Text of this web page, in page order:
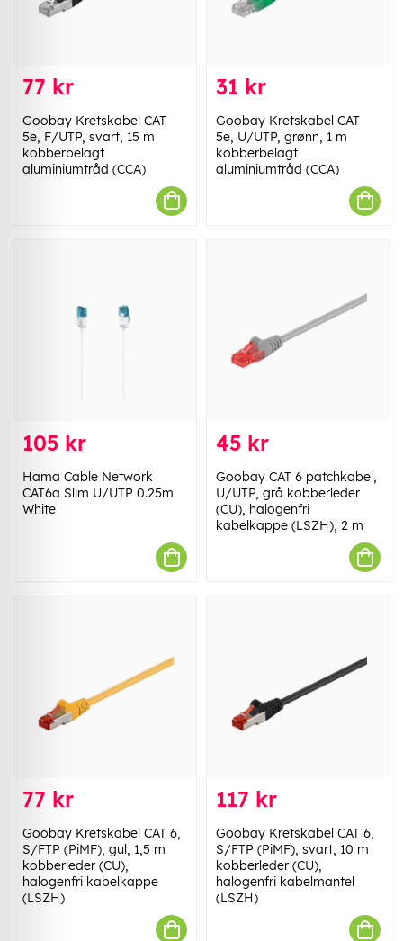
77 kr
Goobay Kretskabel CAT
5e, F/UTP, svart, 15 m
kobberbelagt
aluminiumtråd (CCA)
31 kr
Goobay Kretskabel CAT
5e, U/UTP, grønn, 1 m
kobberbelagt
aluminiumtråd (CCA)
105 kr
Hama Cable Network
CAT6a Slim U/UTP 0.25m
White
45 kr
Goobay CAT 6 patchkabel,
U/UTP, grå kobberleder
(CU), halogenfri
kabelkappe (LSZH), 2 m
77 kr
Goobay Kretskabel CAT 6,
S/FTP (PiMF), gul, 1,5 m
kobberleder (CU),
halogenfri kabelkappe
(LSZH)
117 kr
Goobay Kretskabel CAT 6,
S/FTP (PiMF), svart, 10 m
kobberleder (CU),
halogenfri kabelmantel
(LSZH)